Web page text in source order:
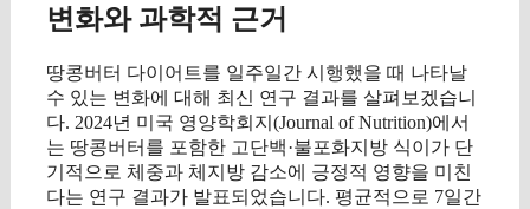
변화와 과학적 근거
땅콩버터 다이어트를 일주일간 시행했을 때 나타날
수 있는 변화에 대해 최신 연구 결과를 살펴보겠습니
다. 2024년 미국 영양학회지(Journal of Nutrition)에서
는 땅콩버터를 포함한 고단백·불포화지방 식이가 단
기적으로 체중과 체지방 감소에 긍정적 영향을 미친
다는 연구 결과가 발표되었습니다. 평균적으로 7일간